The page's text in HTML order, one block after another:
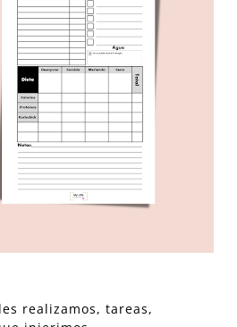
realizamos, tareas,